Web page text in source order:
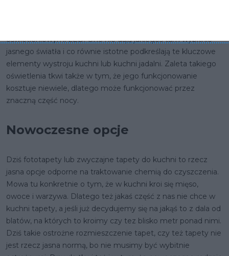
oświetleniowymi LED. One nie dają jakiegoś tam wybitnie
jasnego światła i co równie istotne podkreślają te kluczowe
elementy wystroju kuchni lub kuchni jadalni. Zaleta takiego
oświetlenia tkwi także w tym, że jego funkcjonowanie
kosztuje niewiele, dlatego może funkcjonować przez
znaczną część nocy.
Nowoczesne opcje
Dziś fototapety lub zwyczajne tapety do kuchni to rzecz
jasna opcje odporne na traktowanie chemią do czyszczenia.
Mowa tu konkretnie o tym, że w kuchni kroi się mięso,
owoce i warzywa. Dlatego też jakaś część z nas nie chce w
kuchni tapety, a jeśli już decydujemy się na jakąś to z dala od
blatów, na których to kroimy czy tez blisko metr ponad nimi.
Dziś takie ostrożne rozmieszczenie tapet, czy też tapety nie
jest rzecz jasna normą, bo nie musimy być wybitnie